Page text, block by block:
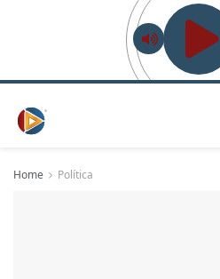
Home Política